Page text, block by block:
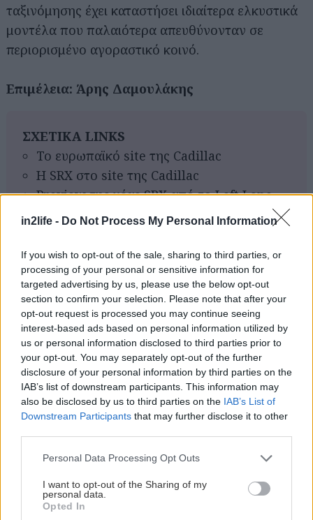
in2life - Do Not Process My Personal Information
If you wish to opt-out of the sale, sharing to third parties, or
processing of your personal or sensitive information for
targeted advertising by us, please use the below opt-out
section to confirm your selection. Please note that after your
opt-out request is processed you may continue seeing
interest-based ads based on personal information utilized by
us or personal information disclosed to third parties prior to
your opt-out. You may separately opt-out of the further
disclosure of your personal information by third parties on the
IAB’s list of downstream participants. This information may
also be disclosed by us to third parties on the IAB’s List of
Downstream Participants that may further disclose it to other
Please note that this website/app uses one or more Google
not limited to your visit or usage behaviour. You may click to
grant or deny consent to Google and its third-party tags to
use your data for below specified purposes in below Google
Personal Data Processing Opt Outs
I want to opt-out of the Sharing of my
personal data.
Opted In
ταξινόμησης έχει καταστήσει ιδιαίτερα ελκυστικά
μοντέλα που παλαιότερα απευθύνονταν σε
περιορισμένο αγοραστικό κοινό.
Επιμέλεια: Άρης Δαμουλάκης
ΣΧΕΤΙΚΑ LINKS
Το ευρωπαϊκό site της Cadillac
H SRX στο site της Cadillac
Preview της νέας SRX από το Left Lane
News.com
Αναζήτηση